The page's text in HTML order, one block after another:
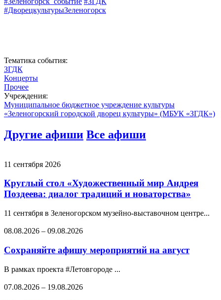
#ДворецкультурыЗеленогорск
Тематика события:
ЗГДК
Концерты
Прочее
Учреждения:
Муниципальное бюджетное учреждение культуры
«Зеленогорский городской дворец культуры» (МБУК «ЗГДК»)
Другие афиши Все афиши
11 сентября 2026
Круглый стол «Художественный мир Андрея
Поздеева: диалог традиций и новаторства»
11 сентября в Зеленогорском музейно-выставочном центре...
08.08.2026 – 09.08.2026
Сохраняйте афишу мероприятий на август
В рамках проекта #Летовгороде ...
07.08.2026 – 19.08.2026